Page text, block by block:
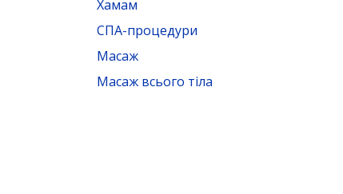
Хамам
СПА-процедури
Масаж
Масаж всього тіла